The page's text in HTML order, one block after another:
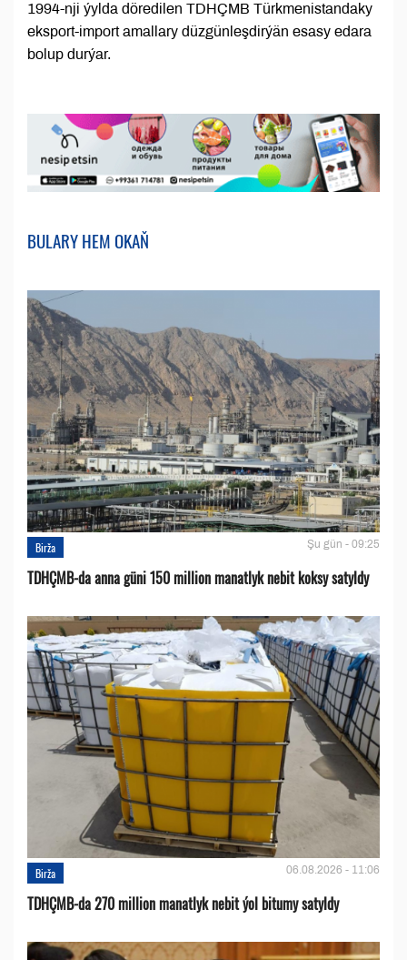
1994-nji ýylda döredilen TDHÇMB Türkmenistandaky
eksport-import amallary düzgünleşdirýän esasy edara
bolup durýar.
BULARY HEM OKAŇ
Birža Şu gün - 09:25
TDHÇMB-da anna güni 150 million manatlyk nebit koksy satyldy
Birža 06.08.2026 - 11:06
TDHÇMB-da 270 million manatlyk nebit ýol bitumy satyldy